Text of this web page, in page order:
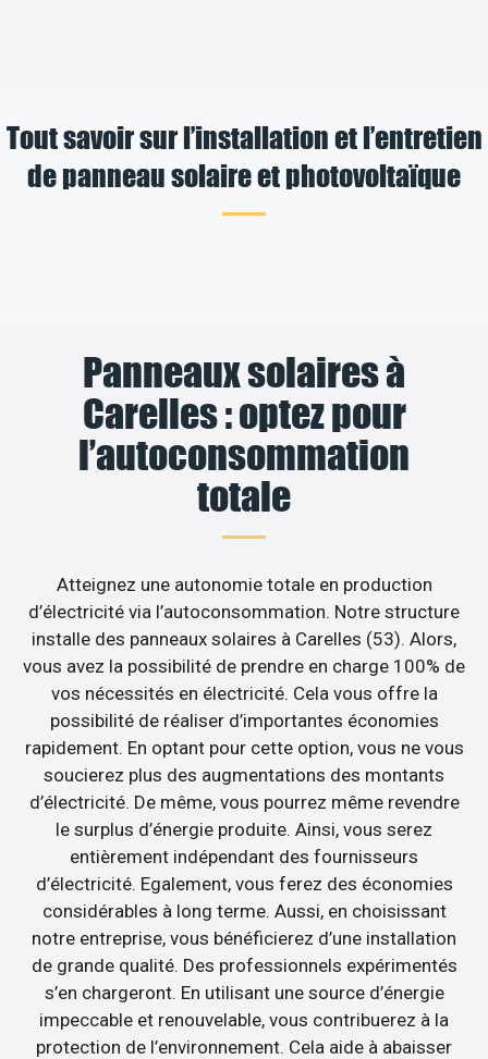
Tout savoir sur l’installation et l’entretien
de panneau solaire et photovoltaïque
Panneaux solaires à
Carelles : optez pour
l’autoconsommation
totale
Atteignez une autonomie totale en production
d’électricité via l’autoconsommation. Notre structure
installe des panneaux solaires à Carelles (53). Alors,
vous avez la possibilité de prendre en charge 100% de
vos nécessités en électricité. Cela vous offre la
possibilité de réaliser d’importantes économies
rapidement. En optant pour cette option, vous ne vous
soucierez plus des augmentations des montants
d’électricité. De même, vous pourrez même revendre
le surplus d’énergie produite. Ainsi, vous serez
entièrement indépendant des fournisseurs
d’électricité. Egalement, vous ferez des économies
considérables à long terme. Aussi, en choisissant
notre entreprise, vous bénéficierez d’une installation
de grande qualité. Des professionnels expérimentés
s’en chargeront. En utilisant une source d’énergie
impeccable et renouvelable, vous contribuerez à la
protection de l’environnement. Cela aide à abaisser